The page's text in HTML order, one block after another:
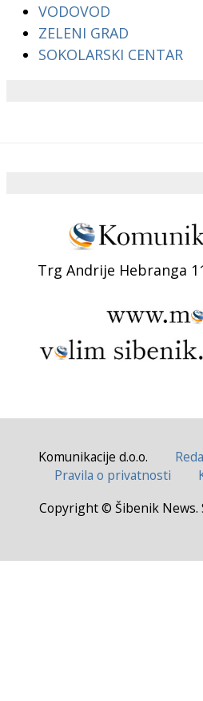
VODOVOD
ZELENI GRAD
SOKOLARSKI CENTAR
Trg Andrije Hebranga
Komunikacije d.o.o.
Pravila o privatnosti
Copyright © Šibenik News.